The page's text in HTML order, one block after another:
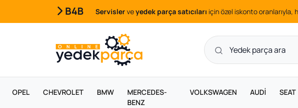
B4B Servislerveyedek parça satıcıları için özel iskonto oranlarıyla,
OPEL CHEVROLET BMW
MERCEDES-
BENZ
VOLKSWAGEN AUDİ SEAT